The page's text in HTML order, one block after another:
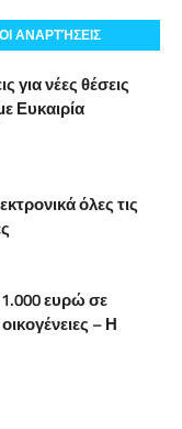
ΑΝΑΡΤΉΣΕΙΣ
για νέες θέσεις
Ευκαιρία
όλες τις
ευρώ σε
– Η